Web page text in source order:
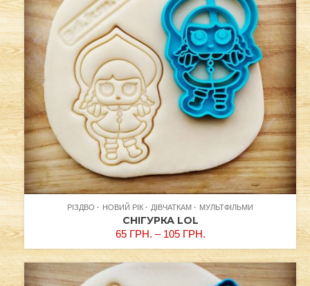
РІЗДВО НОВИЙ РІК ДІВЧАТКАМ МУЛЬТФІЛЬМИ
СНІГУРКА LOL
65 ГРН. – 105 ГРН.